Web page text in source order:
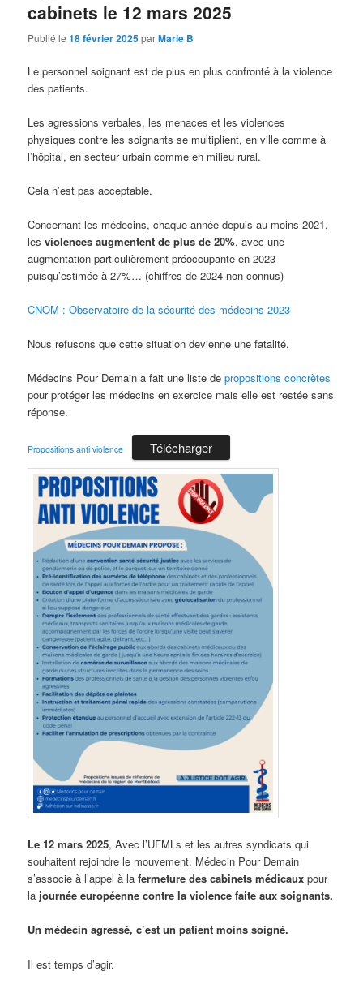
cabinets le 12 mars 2025
Publié le18 février 2025parMarie B
Le personnel soignant est de plus en plus confronté à la violence
des patients.
Les agressions verbales, les menaces et les violences
physiques contre les soignants se multiplient, en ville comme à
l’hôpital, en secteur urbain comme en milieu rural.
Cela n’est pas acceptable.
Concernant les médecins, chaque année depuis au moins 2021,
lesviolences augmentent de plus de 20%, avec une
augmentation particulièrement préoccupante en 2023
puisqu’estimée à 27%… (chiffres de 2024 non connus)
CNOM : Observatoire de la sécurité des médecins 2023
Nous refusons que cette situation devienne une fatalité.
Médecins Pour Demain a fait une liste de propositions concrètes
pour protéger les médecins en exercice mais elle est restée sans
réponse.
Propositions anti violence Télécharger
Le 12 mars 2025, Avec l’UFMLs et les autres syndicats qui
souhaitent rejoindre le mouvement, Médecin Pour Demain
s’associe à l’appel à lafermeture des cabinets médicauxpour
la journée européenne contre la violence faite aux soignants.
Un médecin agressé, c’est un patient moins soigné.
Il est temps d’agir.